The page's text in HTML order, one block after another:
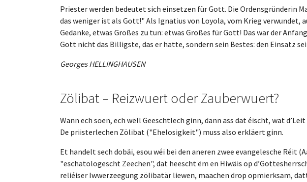
Priester werden bedeutet sich einsetzen für Gott. Die Ordensgründerin
das weniger ist als Gott!" Als Ignatius von Loyola, vom Krieg verwundet,
Gedanke, etwas Großes zu tun: etwas Großes für Gott! Das war der
Gott nicht das Billigste, das er hatte, sondern sein Bestes: den Einsatz
Georges HELLINGHAUSEN
Zölibat – Reizwuert oder Zauberwuert?
Wann ech soen, ech wëll Geeschtlech ginn, dann ass dat éischt, wat
De priisterlechen Zölibat ("Ehelosigkeit") muss also erkläert ginn.
Et handelt sech dobäi, esou wéi bei den aneren zwee evangelesche Réit
"eschatologescht Zeechen", dat heescht ëm en Hiwäis op
reliéiser Iwwerzeegung zölibatär liewen, maachen drop opmierksam,